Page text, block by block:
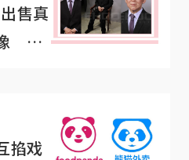
售真
开
掐戏